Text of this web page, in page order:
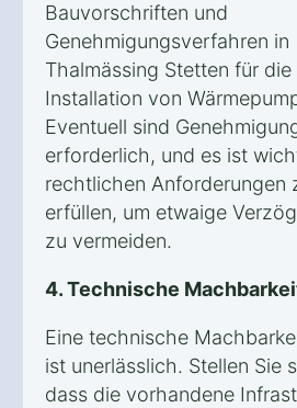
Bauvorschriften und
Genehmigungsverfahren in
Thalmässing Stetten für die
Installation von
Eventuell sind
erforderlich, und es ist
rechtlichen Anforderungen
erfüllen, um etwaige
zu vermeiden.
4. Technische
Eine technische
ist unerlässlich. Stellen Sie
dass die vorhandene